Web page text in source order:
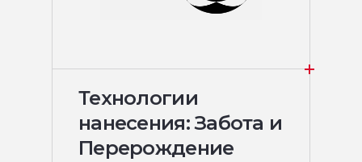
Технологии
нанесения: Забота и
Перерождение